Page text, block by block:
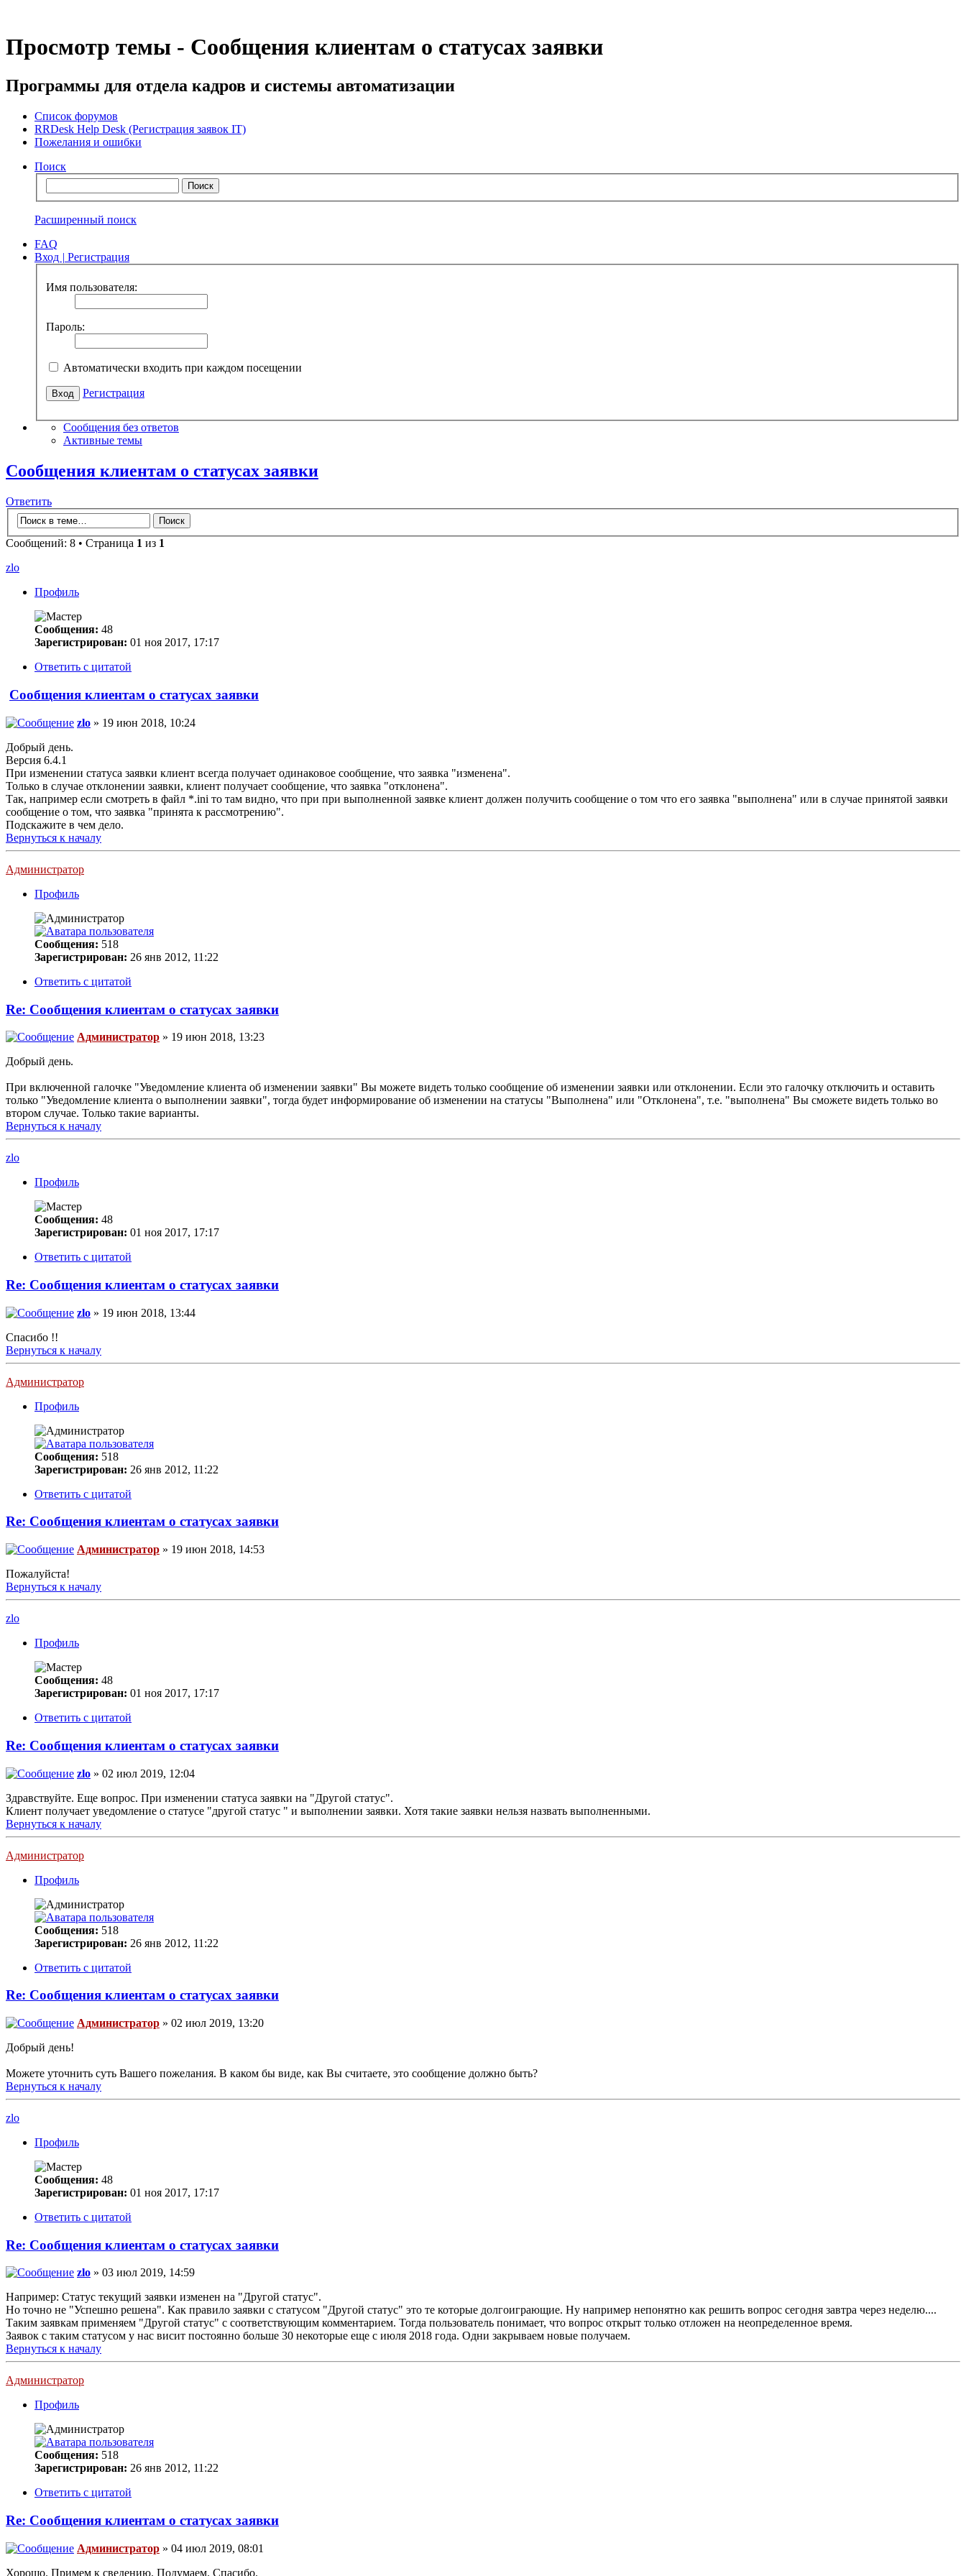
Просмотр темы - Сообщения клиентам о статусах заявки
Программы для отдела кадров и системы автоматизации
Список форумов
RRDesk Help Desk (Регистрация заявок IT)
Пожелания и ошибки
Поиск
Расширенный поиск
FAQ
Вход | Регистрация
Имя пользователя:
Пароль:
Автоматически входить при каждом посещении
Регистрация
Сообщения без ответов
Активные темы
Сообщения клиентам о статусах заявки
Ответить
Сообщений: 8 • Страница 1 из 1
zlo
Профиль
Сообщения: 48
Зарегистрирован: 01 ноя 2017, 17:17
Ответить с цитатой
Сообщения клиентам о статусах заявки
zlo » 19 июн 2018, 10:24
Добрый день.
Версия 6.4.1
При изменении статуса заявки клиент всегда получает одинаковое сообщение, что заявка "изменена".
Только в случае отклонении заявки, клиент получает сообщение, что заявка "отклонена".
Так, например если смотреть в файл *.ini то там видно, что при при выполненной заявке клиент должен получить сообщение о том что его заявка "выполнена" или в случае принятой заявки
сообщение о том, что заявка "принята к рассмотрению".
Подскажите в чем дело.
Вернуться к началу
Администратор
Профиль
Сообщения: 518
Зарегистрирован: 26 янв 2012, 11:22
Ответить с цитатой
Re: Сообщения клиентам о статусах заявки
Администратор » 19 июн 2018, 13:23
Добрый день.
При включенной галочке "Уведомление клиента об изменении заявки" Вы можете видеть только сообщение об изменении заявки или отклонении. Если это галочку отключить и оставить
только "Уведомление клиента о выполнении заявки", тогда будет информирование об изменении на статусы "Выполнена" или "Отклонена", т.е. "выполнена" Вы сможете видеть только во
втором случае. Только такие варианты.
Вернуться к началу
zlo
Профиль
Сообщения: 48
Зарегистрирован: 01 ноя 2017, 17:17
Ответить с цитатой
Re: Сообщения клиентам о статусах заявки
zlo » 19 июн 2018, 13:44
Спасибо !!
Вернуться к началу
Администратор
Профиль
Сообщения: 518
Зарегистрирован: 26 янв 2012, 11:22
Ответить с цитатой
Re: Сообщения клиентам о статусах заявки
Администратор » 19 июн 2018, 14:53
Пожалуйста!
Вернуться к началу
zlo
Профиль
Сообщения: 48
Зарегистрирован: 01 ноя 2017, 17:17
Ответить с цитатой
Re: Сообщения клиентам о статусах заявки
zlo » 02 июл 2019, 12:04
Здравствуйте. Еще вопрос. При изменении статуса заявки на "Другой статус".
Клиент получает уведомление о статусе "другой статус " и выполнении заявки. Хотя такие заявки нельзя назвать выполненными.
Вернуться к началу
Администратор
Профиль
Сообщения: 518
Зарегистрирован: 26 янв 2012, 11:22
Ответить с цитатой
Re: Сообщения клиентам о статусах заявки
Администратор » 02 июл 2019, 13:20
Добрый день!
Можете уточнить суть Вашего пожелания. В каком бы виде, как Вы считаете, это сообщение должно быть?
Вернуться к началу
zlo
Профиль
Сообщения: 48
Зарегистрирован: 01 ноя 2017, 17:17
Ответить с цитатой
Re: Сообщения клиентам о статусах заявки
zlo » 03 июл 2019, 14:59
Например: Статус текущий заявки изменен на "Другой статус".
Но точно не "Успешно решена". Как правило заявки с статусом "Другой статус" это те которые долгоиграющие. Ну например непонятно как решить вопрос сегодня завтра через неделю....
Таким заявкам применяем "Другой статус" с соответствующим комментарием. Тогда пользователь понимает, что вопрос открыт только отложен на неопределенное время.
Заявок с таким статусом у нас висит постоянно больше 30 некоторые еще с июля 2018 года. Одни закрываем новые получаем.
Вернуться к началу
Администратор
Профиль
Сообщения: 518
Зарегистрирован: 26 янв 2012, 11:22
Ответить с цитатой
Re: Сообщения клиентам о статусах заявки
Администратор » 04 июл 2019, 08:01
Хорошо. Примем к сведению. Подумаем. Спасибо.